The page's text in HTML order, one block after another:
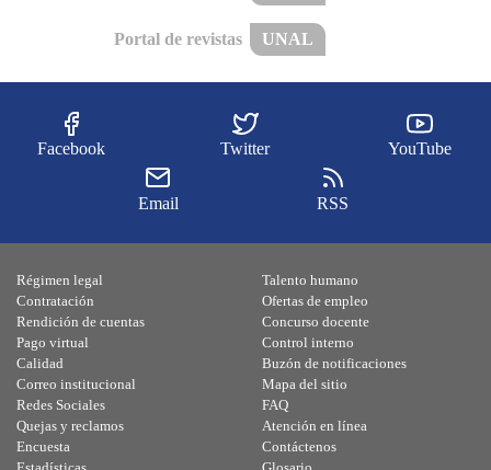
Portal de revistas UNAL
Facebook Twitter YouTube
Email RSS
Régimen legal
Contratación
Rendición de cuentas
Pago virtual
Calidad
Talento humano
Ofertas de empleo
Concurso docente
Control interno
Buzón de notificaciones
Correo institucional
Redes Sociales
Quejas y reclamos
Encuesta
Mapa del sitio
FAQ
Atención en línea
Contáctenos